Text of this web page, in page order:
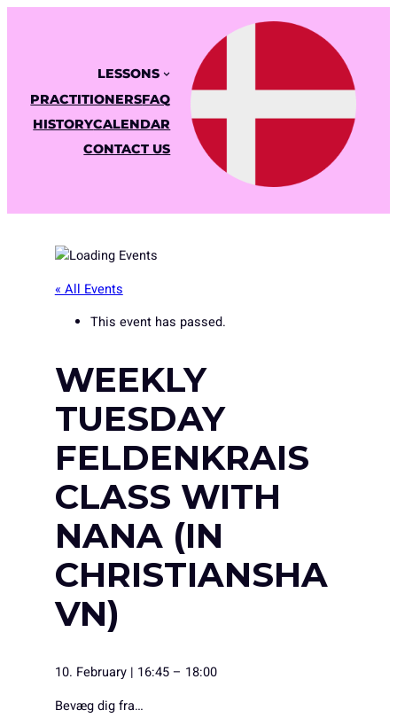
LESSONS
PRACTITIONERSFAQ
HISTORYCALENDAR
CONTACT US
« All Events
This event has passed.
WEEKLY
TUESDAY
FELDENKRAIS
CLASS WITH
NANA (IN
CHRISTIANSHA
VN)
10. February | 16:45– 18:00
Bevæg dig fra…